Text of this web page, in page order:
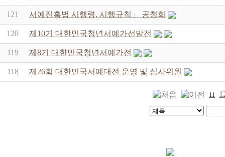
121 서예진흥법 시행령, 시행규칙」 공청회
120 제10기 대한민국청년서예가선발전
119 제8기 대한민국청년서예가전
118 제26회 대한민국서예대전 운영 및 심사위원
11